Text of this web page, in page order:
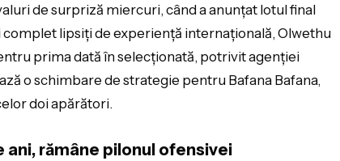
de surpriză miercuri, când a anunțat lotul final
lipsiți de experiență internațională, Olwethu
prima dată în selecționată, potrivit agenției
o schimbare de strategie pentru Bafana Bafana,
doi apărători.
ani, rămâne pilonul ofensivei